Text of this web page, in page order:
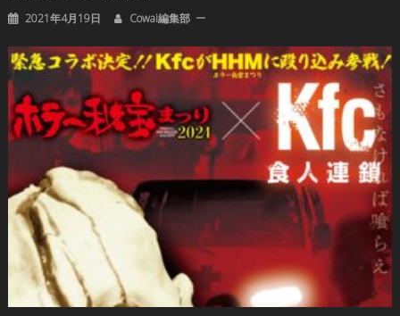
2021年4月19日 Cowai編集部